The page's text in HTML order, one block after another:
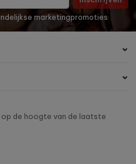
marketingpromoties
de hoogte van de laatste